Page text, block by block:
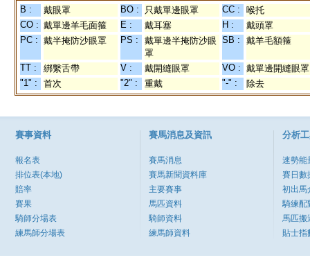
B : 戴眼罩 BO : 只戴單邊眼罩 CC :
喉托
CO : 戴單邊羊毛面箍 E : 戴耳塞 H :
戴頭罩
PC : 戴半掩防沙眼罩 PS :
戴單邊半掩防沙眼
罩
SB : 戴羊毛額箍
TT : 綁繫舌帶 V : 戴開縫眼罩 VO : 戴單邊開縫眼罩
"1" :
首次 "2" : 重戴 "-" : 除去
賽事資料
報名表
排位表(本地)
賠率
賽果
騎師分場表
練馬師分場表
賽馬消息及資訊
賽馬消息
賽馬新聞資料庫
主要賽事
馬匹資料
騎師資料
練馬師資料
分析
速勢能
賽日數
初出馬
騎練配
馬匹搬
貼士指